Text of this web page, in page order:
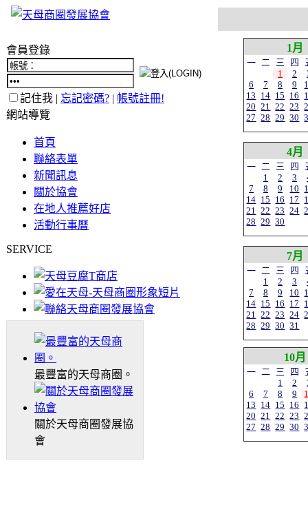
會員登錄
記住我 | 忘記密碼? | 帳號註冊!
網站導覽
首頁
聯絡表單
新聞訊息
關於協會
在地人推薦好店
活動行事曆
SERVICE
最豐富的天母商圈。
關於天母商圈發展協
會
1月
一 二 三 四
1
2
6
7 8 9
13 14 15 16
20 21 22 23
27 28 29 30
4月
一 二 三 四
1
2 3
7
8 9 10
14 15 16 17
21 22 23 24
28 29 30
7月
一 二 三 四
1
2 3
7
8 9 10
14 15 16 17
21 22 23 24
28 29 30 31
10月
一 二 三 四
1
2
6
7 8 9
13 14 15 16
20 21 22 23
27 28 29 30